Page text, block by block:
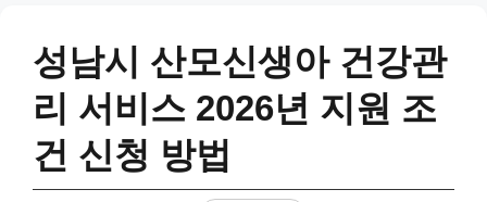
성남시 산모신생아 건강관
리 서비스 2026년 지원 조
건 신청 방법